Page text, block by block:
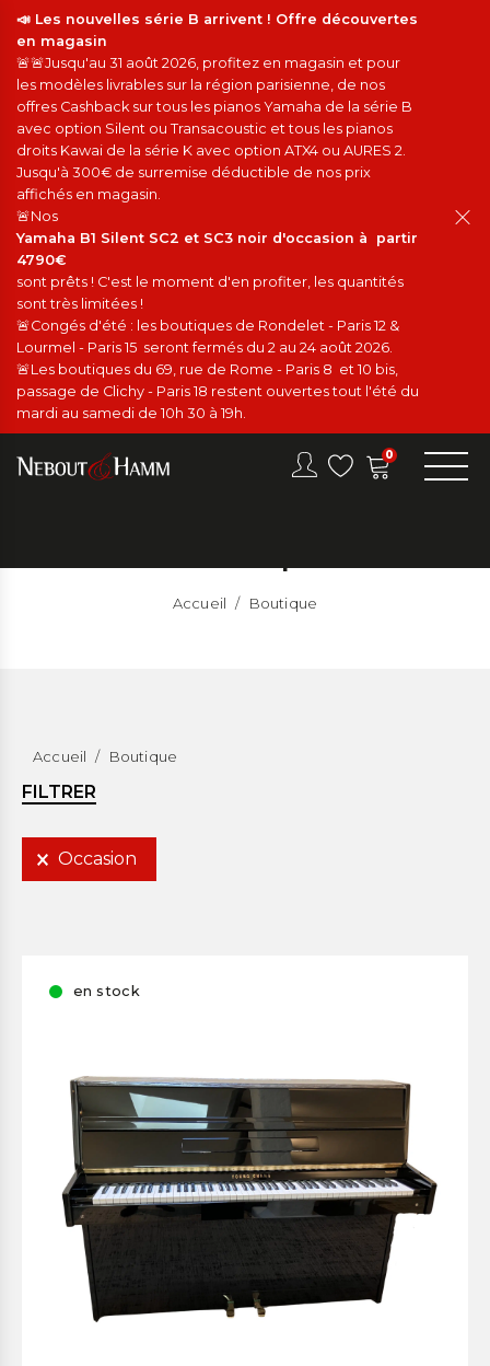
📣 Les nouvelles série B arrivent ! Offre découvertes
en magasin
🚨🚨Jusqu'au 31 août 2026, profitez en magasin et pour
les modèles livrables sur la région parisienne, de nos
offres Cashback sur tous les pianos Yamaha de la série B
avec option Silent ou Transacoustic et tous les pianos
droits Kawai de la série K avec option ATX4 ou AURES 2.
Jusqu'à 300€ de surremise déductible de nos prix
affichés en magasin.
🚨Nos
Yamaha B1 Silent SC2 et SC3 noir d'occasion à partir
4790€
sont prêts ! C'est le moment d'en profiter, les quantités
sont très limitées !
🚨Congés d'été : les boutiques de Rondelet - Paris 12 &
Lourmel - Paris 15 seront fermés du 2 au 24 août 2026.
🚨Les boutiques du 69, rue de Rome - Paris 8 et 10 bis,
passage de Clichy - Paris 18 restent ouvertes tout l'été du
mardi au samedi de 10h 30 à 19h.
0
Accueil / Boutique
Accueil / Boutique
FILTRER
Occasion
en stock